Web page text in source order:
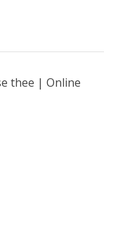
thee | Online